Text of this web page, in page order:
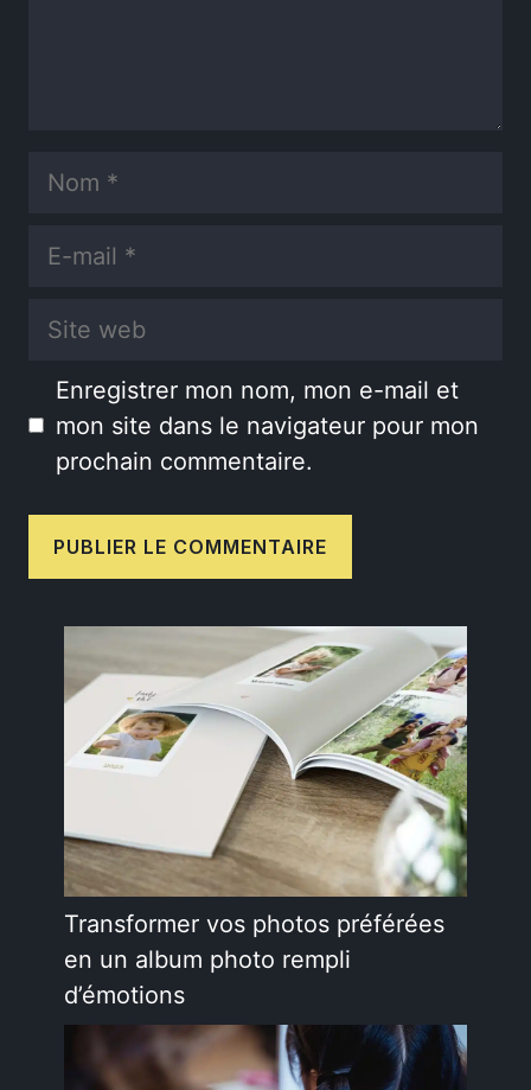
Nom
E-
Site
Enregistrer mon nom, mon e-mail et
mon site dans le navigateur pour mon
prochain commentaire.
Transformer vos photos préférées
en un album photo rempli
d’émotions